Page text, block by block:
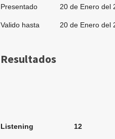
Presentado 20 de Enero del
Valido hasta 20 de Enero del
Resultados
Listening 12